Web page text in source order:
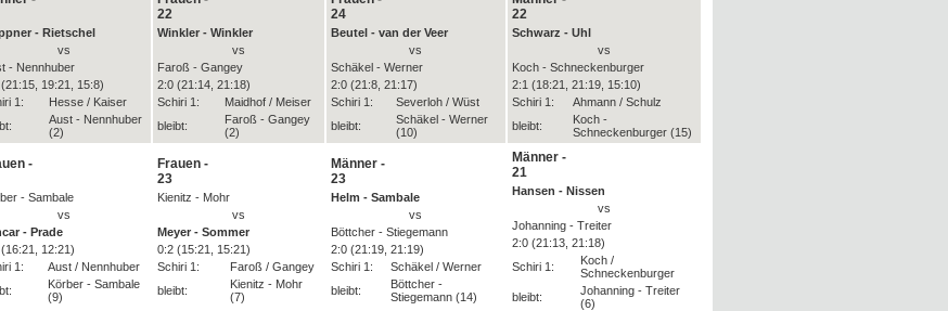
- Rietschel
vs
- Nennhuber
19:21, 15:8)
1:
Hesse / Kaiser
Aust - Nennhuber
(2)
22
Winkler - Winkler
vs
Faroß - Gangey
2:0 (21:14, 21:18)
Schiri 1:
Maidhof / Meiser
bleibt:
Faroß - Gangey
(2)
24
Beutel - van der Veer
vs
Schäkel - Werner
2:0 (21:8, 21:17)
Schiri 1:
Severloh / Wüst
bleibt:
Schäkel - Werner
(10)
22
Schwarz - Uhl
vs
Koch - Schneckenburger
2:1 (18:21, 21:19, 15:10)
Schiri 1:
Ahmann / Schulz
bleibt:
Koch -
Schneckenburger (15)
-
- Sambale
vs
- Prade
12:21)
1:
Aust / Nennhuber
Körber - Sambale
(9)
Frauen -
23
Kienitz - Mohr
vs
Meyer - Sommer
0:2 (15:21, 15:21)
Schiri 1:
Faroß / Gangey
bleibt:
Kienitz - Mohr
(7)
Männer -
23
Helm - Sambale
vs
Böttcher - Stiegemann
2:0 (21:19, 21:19)
Schiri 1:
Schäkel / Werner
bleibt:
Böttcher -
Stiegemann (14)
Männer -
21
Hansen - Nissen
vs
Johanning - Treiter
2:0 (21:13, 21:18)
Schiri 1:
Koch /
Schneckenburger
bleibt:
Johanning - Treiter
(6)